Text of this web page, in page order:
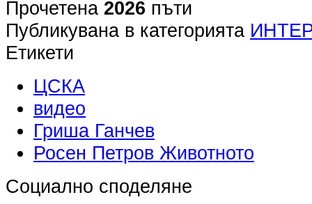
Прочетена 2026 пъти
Публикувана в категорията
Етикети
ЦСКА
видео
Гриша Ганчев
Росен Петров Животното
Социално споделяне